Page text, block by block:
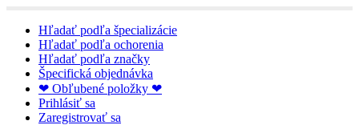
Hľadať podľa špecializácie
Hľadať podľa ochorenia
Hľadať podľa značky
Špecifická objednávka
❤ Obľubené položky ❤
Prihlásiť sa
Zaregistrovať sa